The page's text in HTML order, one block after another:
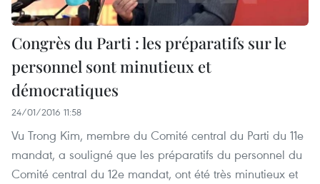
Congrès du Parti : les préparatifs sur le
personnel sont minutieux et
démocratiques
24/01/2016 11:58
Vu Trong Kim, membre du Comité central du Parti du 11e
mandat, a souligné que les préparatifs du personnel du
Comité central du 12e mandat, ont été très minutieux et